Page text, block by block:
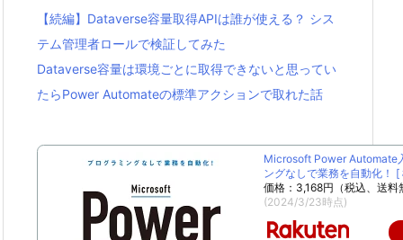
【続編】Dataverse容量取得APIは誰が使える？ シス
テム管理者ロールで検証してみた
Dataverse容量は環境ごとに取得できないと思ってい
たらPower Automateの標準アクションで取れた話
Microsoft Power Automate
ングなしで業務を自動化！ [
価格：3,168円（税込、送料
(2024/3/23時点)